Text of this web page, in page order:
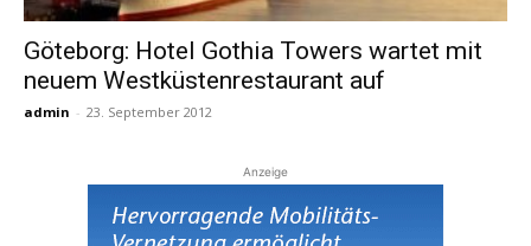
Reiseempfehlungen.
Göteborg: Hotel Gothia Towers wartet mit
neuem Westküstenrestaurant auf
admin - 23. September 2012
Anzeige